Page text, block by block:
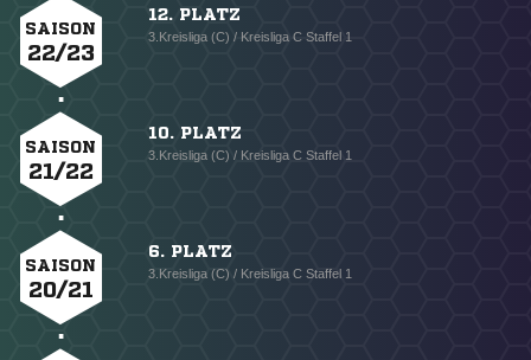
SAISON
22/23
12. PLATZ
3.Kreisliga (C) / Kreisliga C Staffel 1
SAISON
21/22
10. PLATZ
3.Kreisliga (C) / Kreisliga C Staffel 1
SAISON
20/21
6. PLATZ
3.Kreisliga (C) / Kreisliga C Staffel 1